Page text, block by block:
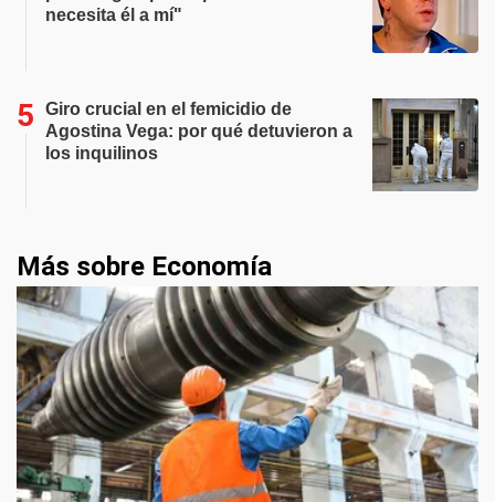
necesita él a mí"
Giro crucial en el femicidio de
Agostina Vega: por qué detuvieron a
los inquilinos
Más sobre Economía